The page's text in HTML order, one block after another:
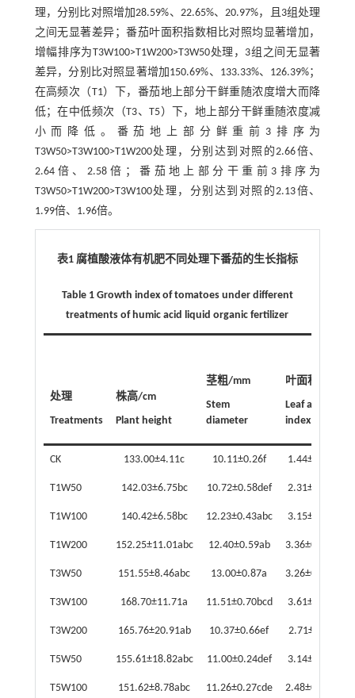
理，分别比对照增加28.59%、22.65%、20.97%，且3组处理
之间无显著差异；番茄叶面积指数相比对照均显著增加，
增幅排序为T3W100>T1W200>T3W50处理，3组之间无显著
差异，分别比对照显著增加150.69%、133.33%、126.39%；
在高频次（T1）下，番茄地上部分干鲜重随浓度增大而降
低；在中低频次（T3、T5）下，地上部分干鲜重随浓度减
小而降低。番茄地上部分鲜重前3排序为
T3W50>T3W100>T1W200处理，分别达到对照的2.66倍、
2.64倍、2.58倍；番茄地上部分干重前3排序为
T3W50>T1W200>T3W100处理，分别达到对照的2.13倍、
1.99倍、1.96倍。
表1 腐植酸液体有机肥不同处理下番茄的生长指标
Table 1 Growth index of tomatoes under different
treatments of humic acid liquid organic fertilizer
处理
Treatments
株高/cm
Plant height
茎粗/mm
Stem
diameter
叶面积指数
Leaf area
index
CK 133.00±4.11c 10.11±0.26f 1.44±0.10e
T1W50 142.03±6.75bc 10.72±0.58def 2.31±0.18d
T1W100 140.42±6.58bc 12.23±0.43abc 3.15±0.18b
T1W200 152.25±11.01abc 12.40±0.59ab 3.36±0.26ab
T3W50 151.55±8.46abc 13.00±0.87a 3.26±0.26ab
T3W100 168.70±11.71a 11.51±0.70bcd 3.61±0.24a
T3W200 165.76±20.91ab 10.37±0.66ef 2.71±0.15c
T5W50 155.61±18.82abc 11.00±0.24def 3.14±0.06b
T5W100 151.62±8.78abc 11.26±0.27cde 2.48±0.19cd